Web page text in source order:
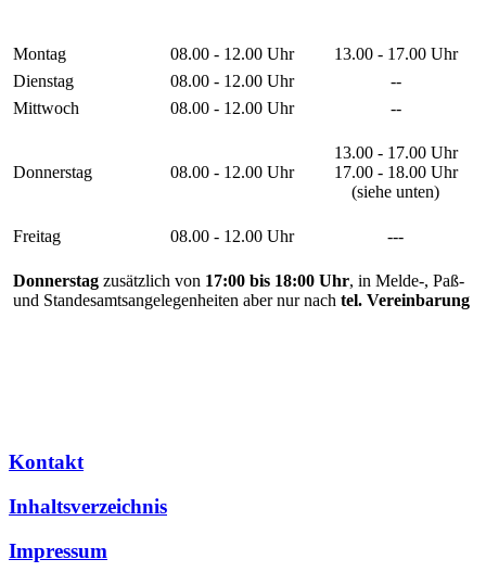
Montag 08.00 - 12.00 Uhr
13.00 - 17.00 Uhr
Dienstag
08.00 - 12.00 Uhr
--
Mittwoch
08.00 - 12.00 Uhr --
Donnerstag 08.00 - 12.00 Uhr
13.00 - 17.00 Uhr
17.00 - 18.00 Uhr
(siehe unten)
Freitag 08.00 - 12.00 Uhr ---
Donnerstag zusätzlich von 17:00 bis 18:00 Uhr, in Melde-, Paß-
und Standesamtsangelegenheiten aber nur nach tel. Vereinbarung
Kontakt
Inhaltsverzeichnis
Impressum